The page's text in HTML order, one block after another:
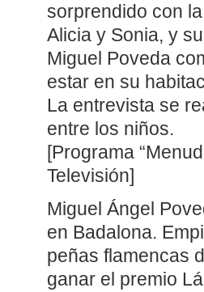
sorprendido con
Alicia y Sonia, y
Miguel Poveda
estar en su
La entrevista se
entre los niños.
[Programa
Televisión]
Miguel Ángel
en Badalona.
peñas flamencas
ganar el premio